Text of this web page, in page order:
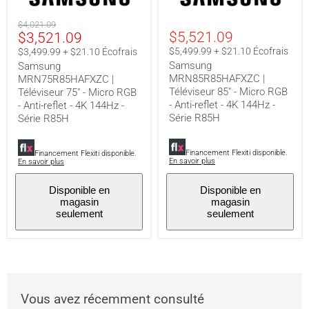
reflet
4K
144Hz
Série
R85H
Prix
original
$4,021.09
Prix
actuel
$3,521.09
$3,499.99 + $21.10 Écofrais
Samsung
MRN75R85HAFXZC |
Téléviseur 75" - Micro RGB
- Anti-reflet - 4K 144Hz -
Série R85H
Financement Flexiti disponible.
En savoir plus
Disponible en
magasin
seulement
4K
144Hz
Série
R85H
$5,521.09
$5,499.99 + $21.10 Écofrais
Samsung
MRN85R85HAFXZC |
Téléviseur 85" - Micro RGB
- Anti-reflet - 4K 144Hz -
Série R85H
Financement Flexiti disponible.
En savoir plus
Disponible en
magasin
seulement
Vous avez récemment consulté